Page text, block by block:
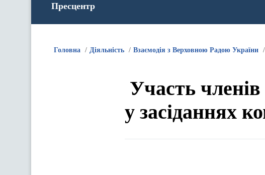
Пресцентр
Головна Діяльність Взаємодія з Верховною Радою України
Участь
у засіданнях